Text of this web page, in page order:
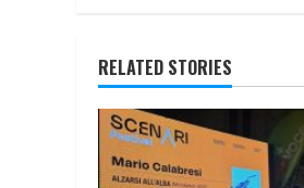
RELATED STORIES